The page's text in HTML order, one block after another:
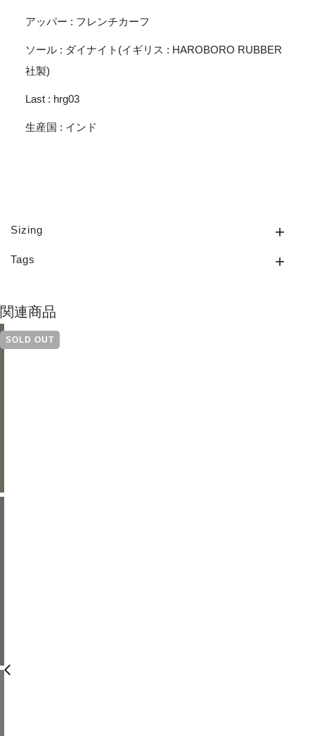
アッパー : フレンチカーフ
ソール : ダイナイト(イギリス : HAROBORO RUBBER
社製)
Last : hrg03
生産国 : インド
Sizing
Tags
関連商品
SOLD OUT